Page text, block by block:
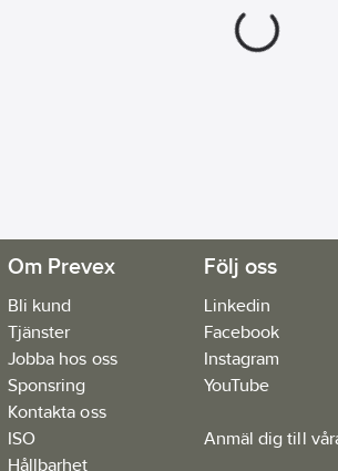
Om Prevex
Bli kund
Tjänster
Jobba hos oss
Sponsring
Kontakta oss
ISO
Hållbarhet
Följ oss
Linkedin
Facebook
Instagram
YouTube
Anmäl dig till